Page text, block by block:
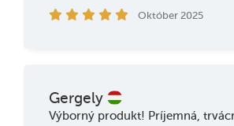
Október 2025
Gergely
Výborný produkt! Príjemná,